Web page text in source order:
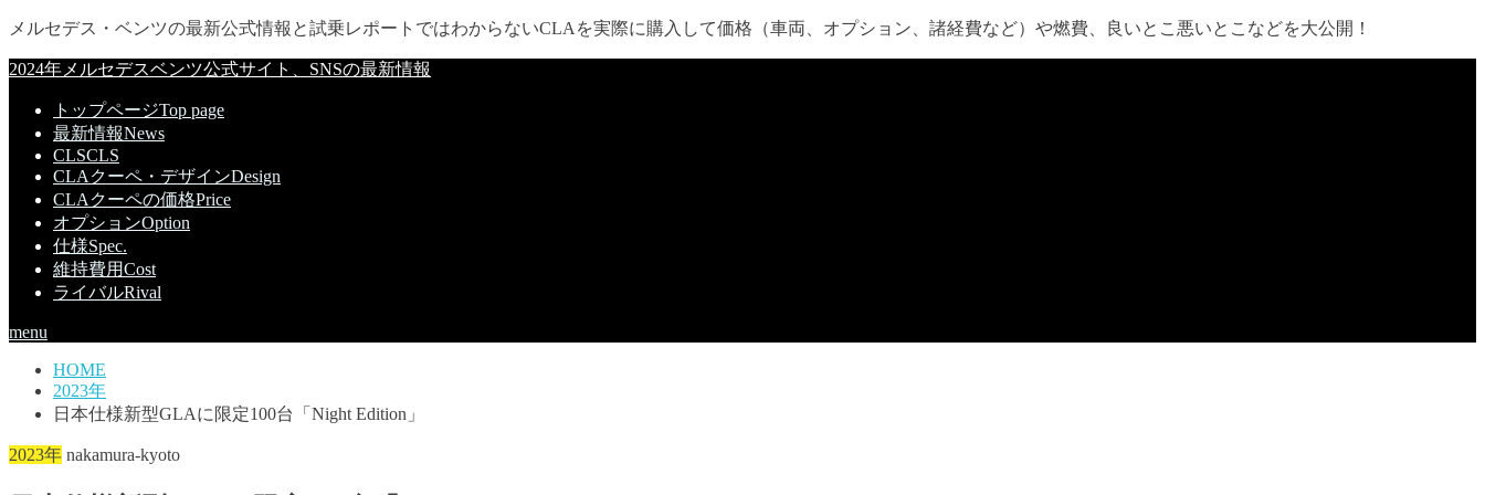
メルセデス・ベンツの最新公式情報と試乗レポートではわからないCLAを実際に購入して価格（車両、オプション、諸経費など）や燃費、良いとこ悪いとこなどを大公開！
2024年メルセデスベンツ公式サイト、SNSの最新情報
トップページTop page
最新情報News
CLSCLS
CLAクーペ・デザインDesign
CLAクーペの価格Price
オプションOption
仕様Spec.
維持費用Cost
ライバルRival
menu
HOME
2023年
日本仕様新型GLAに限定100台「Night Edition」
2023年 nakamura-kyoto